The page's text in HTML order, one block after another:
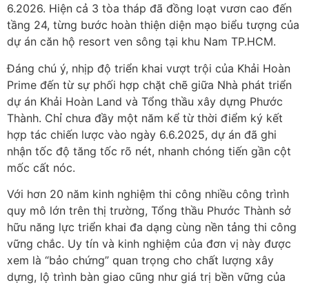
6.2026. Hiện cả 3 tòa tháp đã đồng loạt vươn cao đến
tầng 24, từng bước hoàn thiện diện mạo biểu tượng của
dự án căn hộ resort ven sông tại khu Nam TP.HCM.
Đáng chú ý, nhịp độ triển khai vượt trội của Khải Hoàn
Prime đến từ sự phối hợp chặt chẽ giữa Nhà phát triển
dự án Khải Hoàn Land và Tổng thầu xây dựng Phước
Thành. Chỉ chưa đầy một năm kể từ thời điểm ký kết
hợp tác chiến lược vào ngày 6.6.2025, dự án đã ghi
nhận tốc độ tăng tốc rõ nét, nhanh chóng tiến gần cột
mốc cất nóc.
Với hơn 20 năm kinh nghiệm thi công nhiều công trình
quy mô lớn trên thị trường, Tổng thầu Phước Thành sở
hữu năng lực triển khai đa dạng cùng nền tảng thi công
vững chắc. Uy tín và kinh nghiệm của đơn vị này được
xem là “bảo chứng” quan trọng cho chất lượng xây
dựng, lộ trình bàn giao cũng như giá trị bền vững của